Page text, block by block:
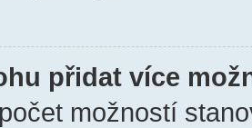
přidat více
možností